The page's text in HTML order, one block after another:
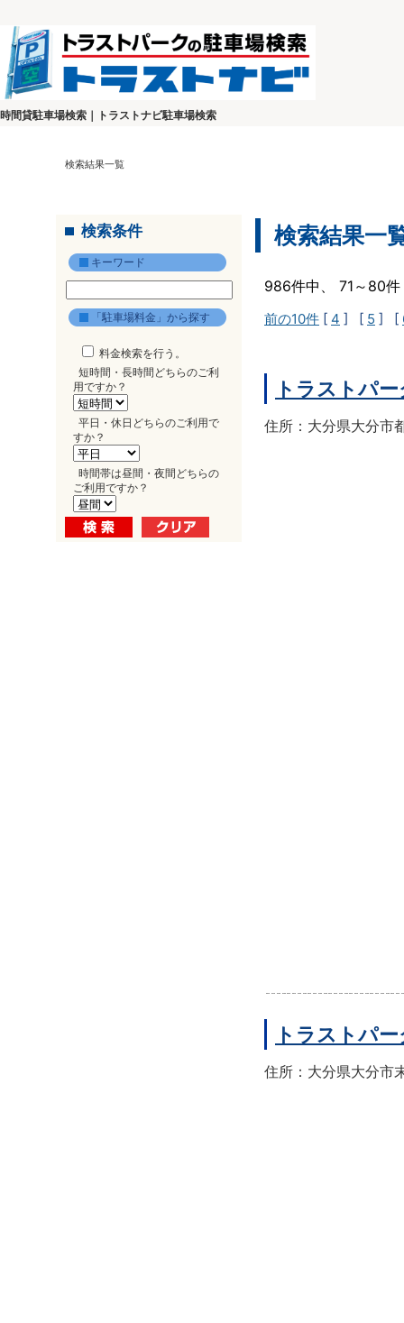
時間貸駐車場検索｜トラストナビ駐車場検索
検索結果一覧
検索条件
キーワード
「駐車場料金」から探す
料金検索を行う。
短時間・長時間どちらのご利
用ですか？
平日・休日どちらのご利用で
すか？
時間帯は昼間・夜間どちらの
ご利用ですか？
検索結果一
986件中、 71～80
前の10件 [ 4 ] [ 5 ] [
トラストパ
住所：大分県大分市
トラストパ
住所：大分県大分市